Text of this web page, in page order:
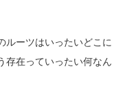
ルーツはいったいどこに
存在っていったい何なん